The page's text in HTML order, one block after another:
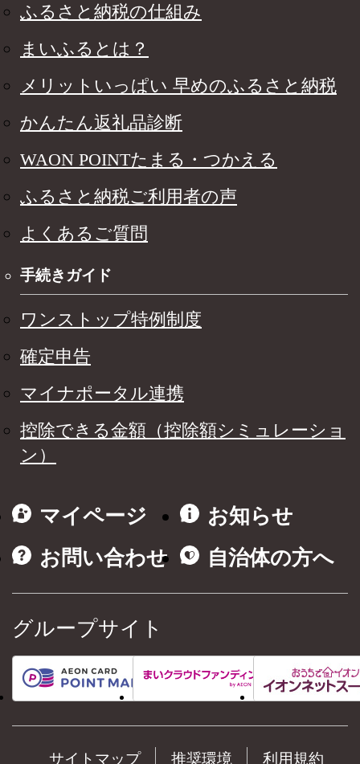
ふるさと納税の仕組み
まいふるとは？
メリットいっぱい 早めのふるさと納税
かんたん返礼品診断
WAON POINTたまる・つかえる
ふるさと納税ご利用者の声
よくあるご質問
手続きガイド
ワンストップ特例制度
確定申告
マイナポータル連携
控除できる金額（控除額シミュレーショ
ン）
マイページ
お知らせ
お問い合わせ
自治体の方へ
グループサイト
サイトマップ 推奨環境 利用規約